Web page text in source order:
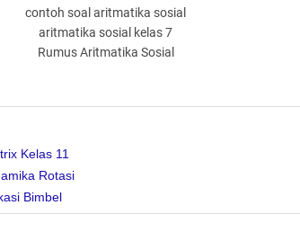
contoh soal aritmatika sosial
aritmatika sosial kelas 7
Rumus Aritmatika Sosial
Kelas 11
Rotasi
Bimbel